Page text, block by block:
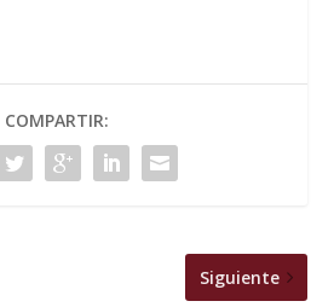
COMPARTIR:
Siguiente